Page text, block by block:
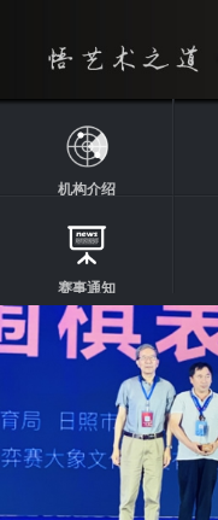
机构介绍
赛事通知